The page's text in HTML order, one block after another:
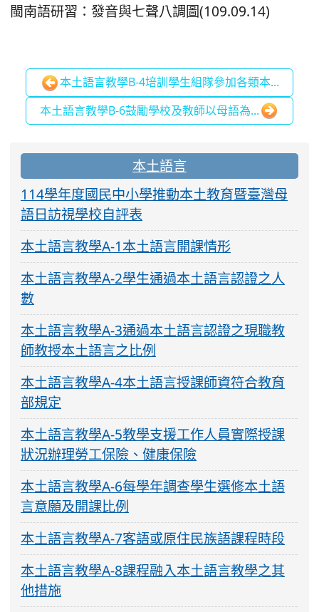
閩南語研習：發音與七聲八調圖(109.09.14)
本土語言教學B-4培訓學生組隊參加各類本...
本土語言教學B-6鼓勵學校及教師以母語為...
本土語言
114學年度國民中小學推動本土教育暨臺灣母
語日訪視學校自評表
本土語言教學A-1本土語言開課情形
本土語言教學A-2學生通過本土語言認證之人
數
本土語言教學A-3通過本土語言認證之現職教
師教授本土語言之比例
本土語言教學A-4本土語言授課師資符合教育
部規定
本土語言教學A-5教學支援工作人員實際授課
狀況辦理勞工保險、健康保險
本土語言教學A-6每學年調查學生選修本土語
言意願及開課比例
本土語言教學A-7客語或原住民族語課程時段
本土語言教學A-8課程融入本土語言教學之其
他措施